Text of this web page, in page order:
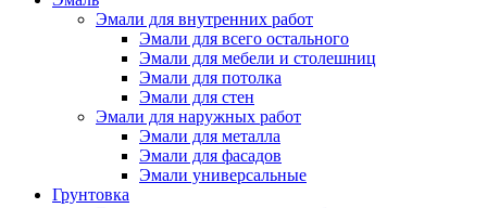
Эмали для внутренних работ
Эмали для всего остального
Эмали для мебели и столешниц
Эмали для потолка
Эмали для стен
Эмали для наружных работ
Эмали для металла
Эмали для фасадов
Эмали универсальные
Грунтовка